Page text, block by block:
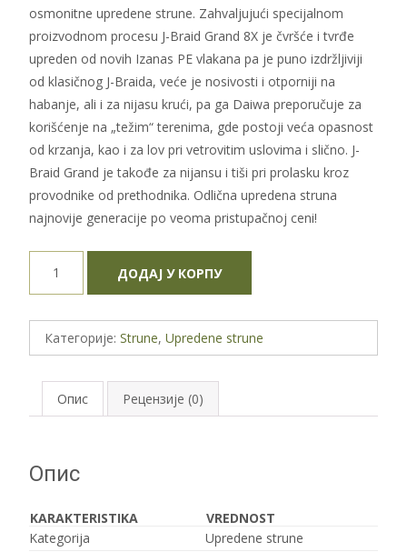
osmonitne upredene strune. Zahvaljujući specijalnom
proizvodnom procesu J-Braid Grand 8X je čvršće i tvrđe
upreden od novih Izanas PE vlakana pa je puno izdržljiviji
od klasičnog J-Braida, veće je nosivosti i otporniji na
habanje, ali i za nijasu krući, pa ga Daiwa preporučuje za
korišćenje na „težim“ terenima, gde postoji veća opasnost
od krzanja, kao i za lov pri vetrovitim uslovima i slično. J-
Braid Grand je takođe za nijansu i tiši pri prolasku kroz
provodnike od prethodnika. Odlična upredena struna
najnovije generacije po veoma pristupačnoj ceni!
Grand
X8
135m
Grey
(12793-
количина
ДОДАЈ У КОРПУ
Категорије: Strune, Upredene strune
Опис Рецензије (0)
Опис
KARAKTERISTIKA
VREDNOST
Kategorija
Upredene strune